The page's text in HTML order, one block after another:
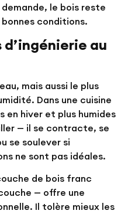
le bois reste
conditions.
d’ingénierie au
mais aussi le plus
Dans une cuisine
en hiver et plus humides
— il se contracte, se
se soulever si
ne sont pas idéales.
de bois franc
— offre une
Il tolère mieux les